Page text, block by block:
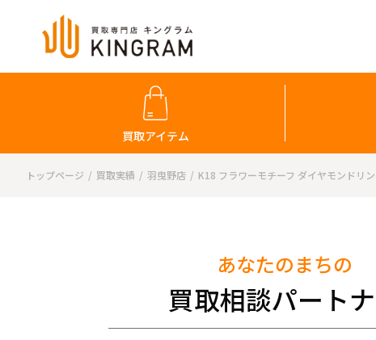
買取アイテム
トップページ 買取実績 羽曳野店 K18 フラワーモチーフ ダイヤモンドリ
あなたのまちの
買取相談パート